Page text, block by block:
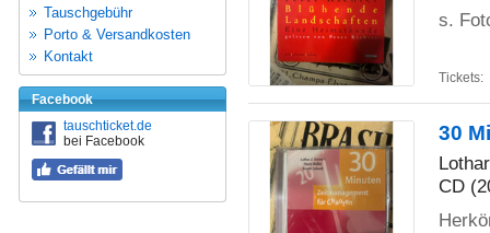
Tauschgebühr
Porto & Versandkosten
Kontakt
Facebook
tauschticket.de
bei Facebook
s.
Tickets:
30
CD